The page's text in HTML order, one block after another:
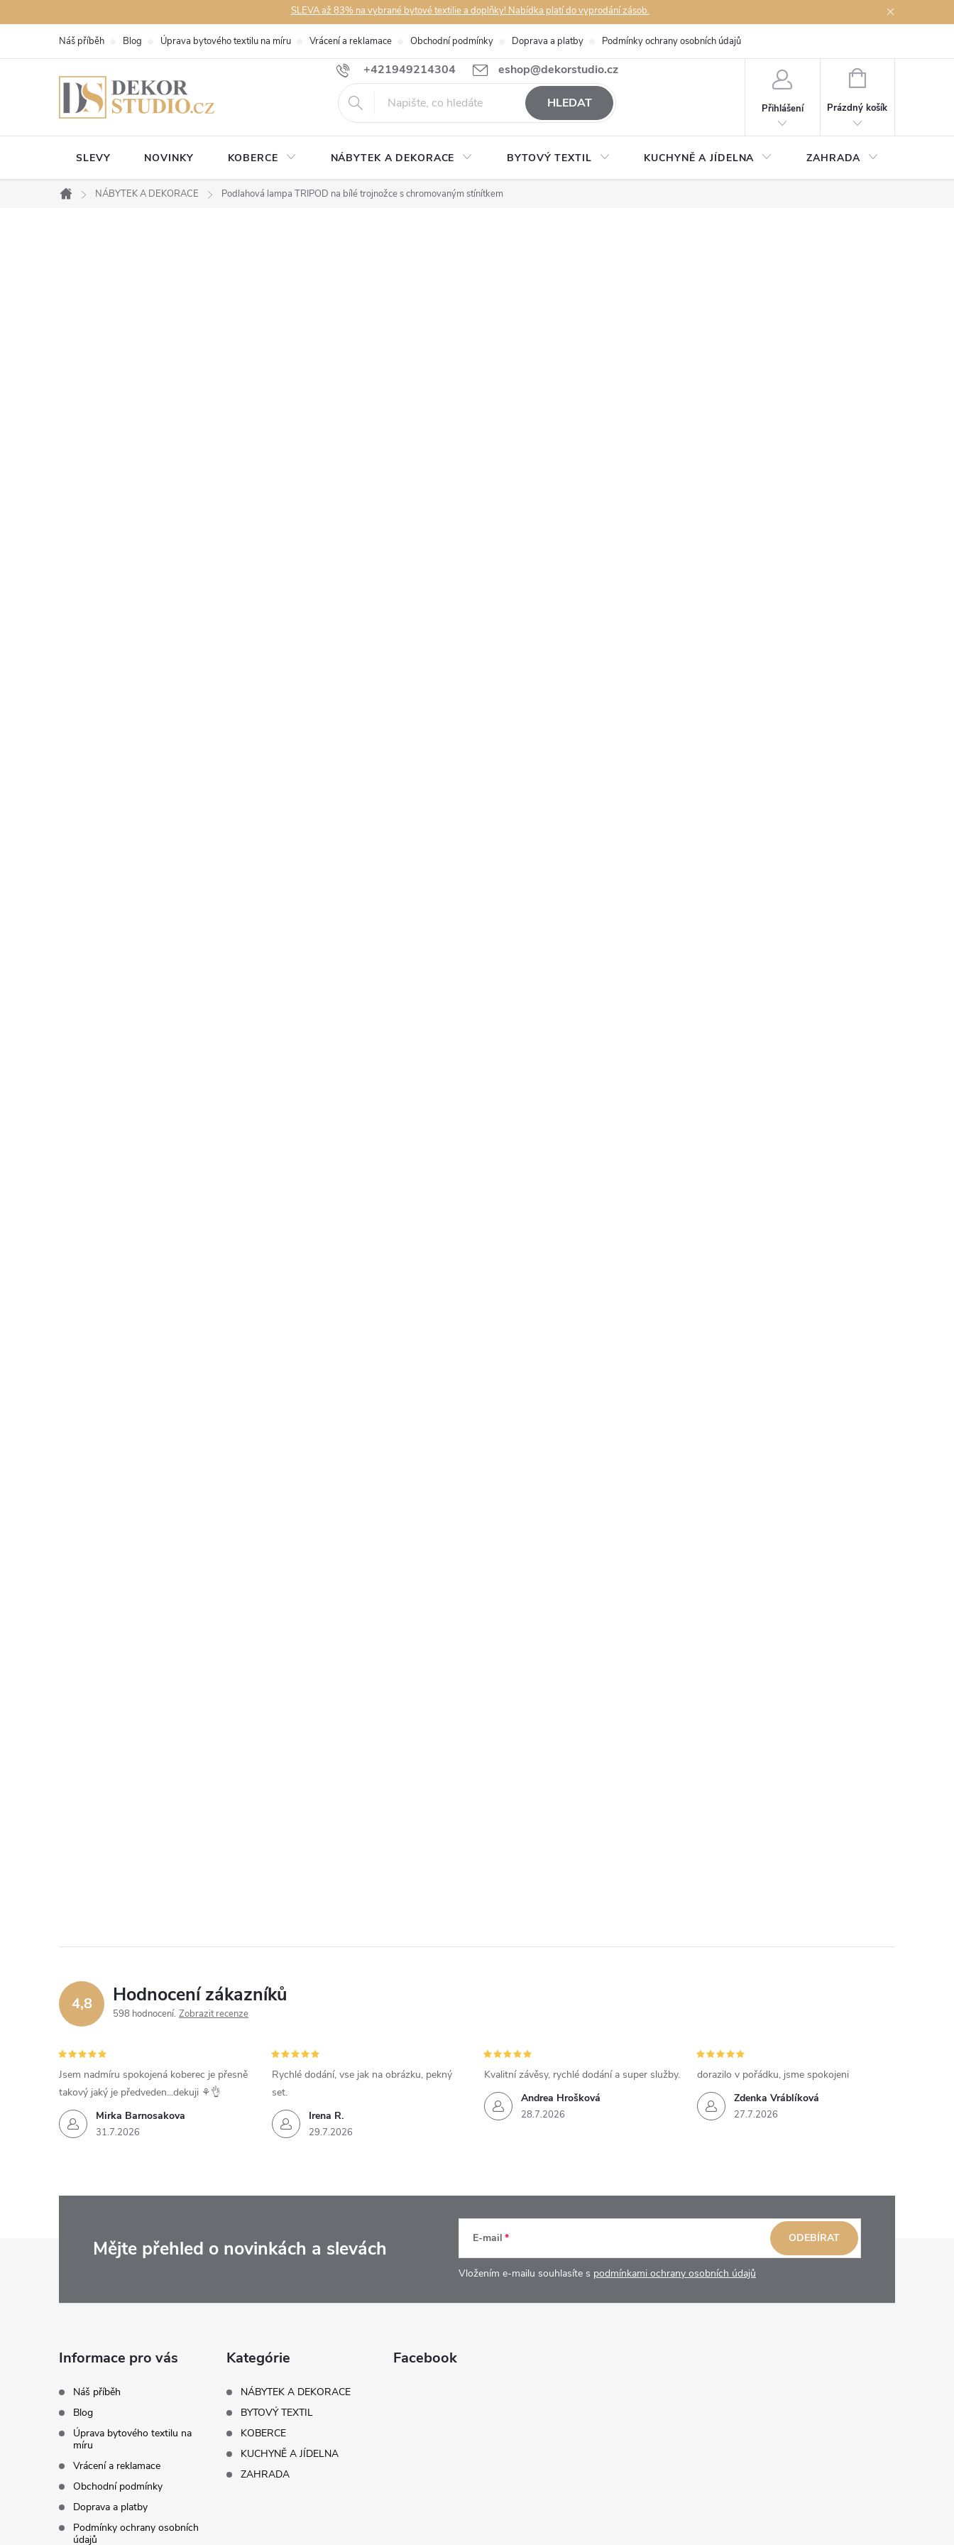
na
SLEVA až 83% na vybrané bytové textilie a doplňky! Nabídka platí do vyprodání zásob.
+421949214304 eshop@dekorstudio.cz
Náš příběh Blog Úprava bytového textilu na míru Vrácení a reklamace Obchodní podmínky Doprava a platby Podmínky ochrany osobních údajů
HLEDAT Přihlášení
NÁKUPNÍ
Prázdný košík
SLEVY NOVINKY KOBERCE NÁBYTEK A DEKORACE BYTOVÝ TEXTIL KUCHYNĚ A JÍDELNA ZAHRADA
Domů
NÁBYTEK A DEKORACE Podlahová lampa TRIPOD na bílé trojnožce s chromovaným stínítkem
4,8 Hodnocení zákazníků
598 hodnocení Zobrazit recenze
Mirka Barnosakova
31.7.2026
Jsem nadmíru spokojená koberec je přesně
takový jaký je předveden...dekuji ⚘️👌
Irena R.
29.7.2026
Rychlé dodání, vse jak na obrázku, pekný
set.
Andrea Hrošková
28.7.2026
Kvalitní závěsy, rychlé dodání a super služby.
Zdenka Vráblíková
27.7.2026
dorazilo v pořádku, jsme spokojeni
Mějte přehled o novinkách a slevách E-mail
Vložením e-mailu souhlasíte s podmínkami ochrany osobních údajů
ODEBÍRAT
Informace pro vás
Náš příběh
Blog
Úprava bytového textilu na
míru
Vrácení a reklamace
Obchodní podmínky
Doprava a platby
Podmínky ochrany osobních
údajů
Kategórie
NÁBYTEK A DEKORACE
BYTOVÝ TEXTIL
KOBERCE
KUCHYNĚ A JÍDELNA
ZAHRADA
Facebook